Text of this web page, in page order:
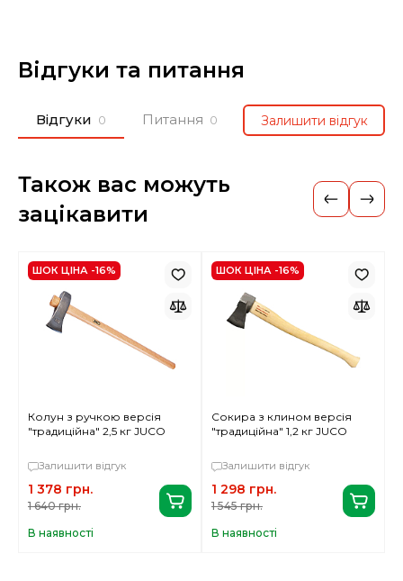
Відгуки та питання
Відгуки 0 Питання 0 Залишити відгук
Також вас можуть
зацікавити
ШОК ЦІНА -16%
Колун з ручкою версiя
"традицiйна" 2,5 кг JUCO
Залишити відгук
1 378 грн.
1 640 грн.
В наявності
ШОК ЦІНА -16%
Сокира з клином версія
"традиційна" 1,2 кг JUCO
Залишити відгук
1 298 грн.
1 545 грн.
В наявності